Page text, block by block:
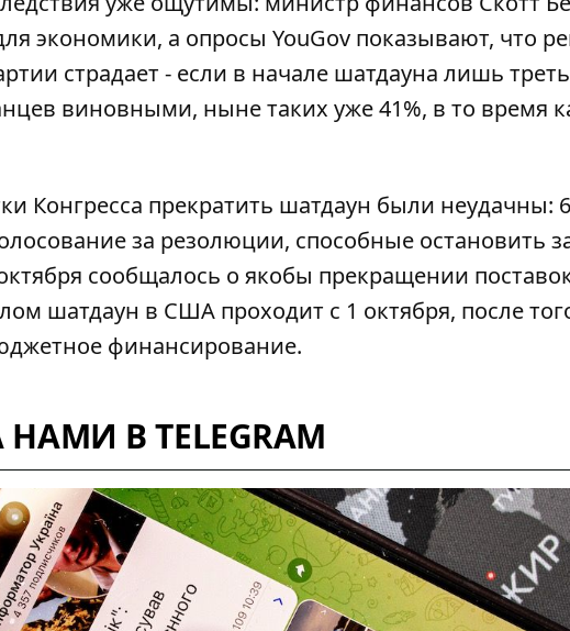
экономики, а опросы YouGov показывают, что
страдает - если в начале шатдауна лишь
виновными, ныне таких уже 41%, в то время
Конгресса прекратить шатдаун были неудачны:
за резолюции, способные остановить
сообщалось о якобы прекращении
шатдаун в США проходит с 1 октября, после
финансирование.
В TELEGRAM